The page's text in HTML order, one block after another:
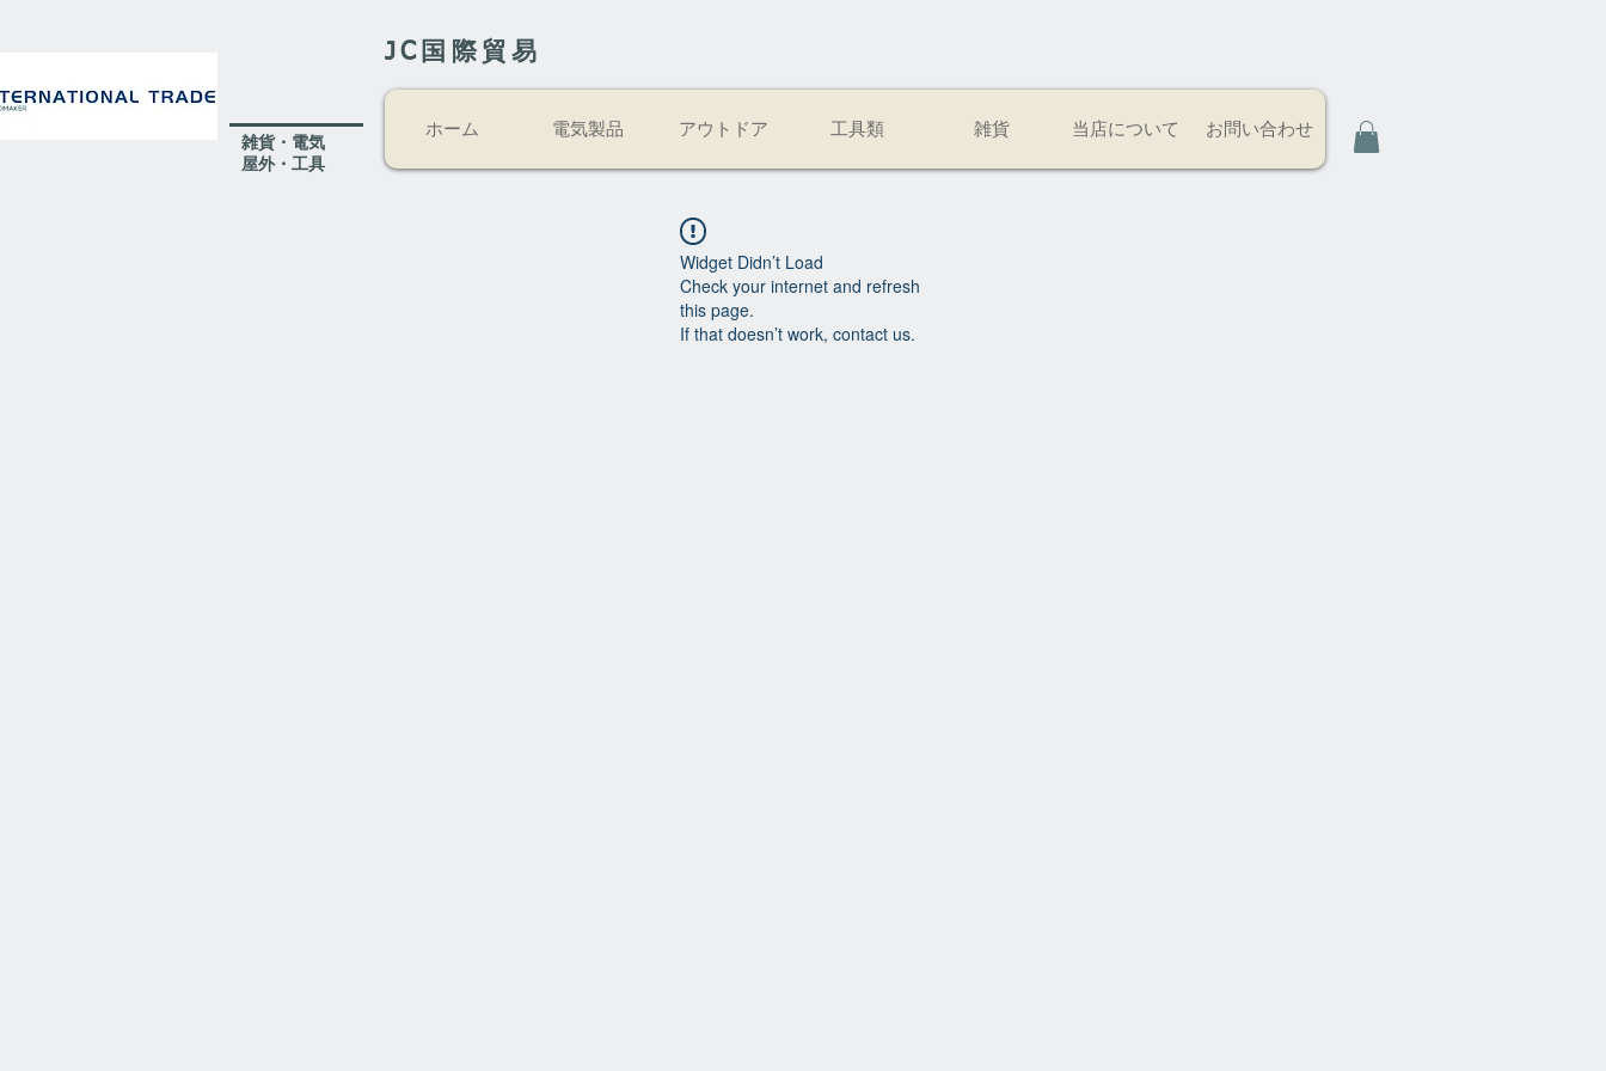
JC国際貿易
​雑貨・電気
​屋外・工具
ホーム 電気製品 アウトドア 工具類 雑貨 当店について お問い合わせ
Widget Didn’t Load
Check your internet and refresh
this page.
If that doesn’t work, contact us.